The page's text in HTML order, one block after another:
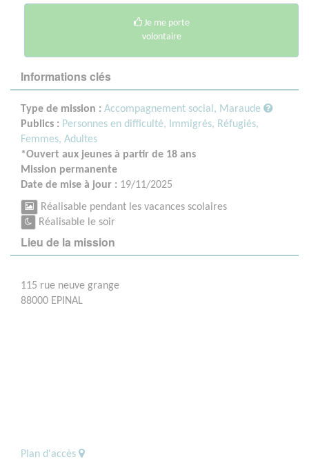
Je me porte
volontaire
Informations clés
Type de mission : Accompagnement social, Maraude
Publics : Personnes en difficulté,
Immigrés, Réfugiés,
Femmes, Adultes
*Ouvert aux jeunes à partir de 18 ans
Mission permanente
Date de mise à jour : 19/11/2025
Réalisable pendant les vacances scolaires
Réalisable le soir
Lieu de la mission
115 rue neuve grange
88000 EPINAL
Plan d'accès